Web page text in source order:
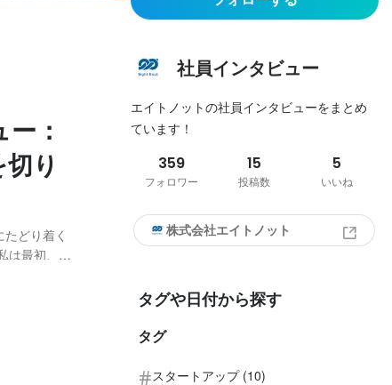
：
り
どり着く
は最初、独
社員インタビュー
エイトノットの社員インタビューをまとめ
ています！
359
フォロワー
15
投稿数
5
いいね
株式会社エイトノット
タグや日付から探す
タグ
スタートアップ (10)